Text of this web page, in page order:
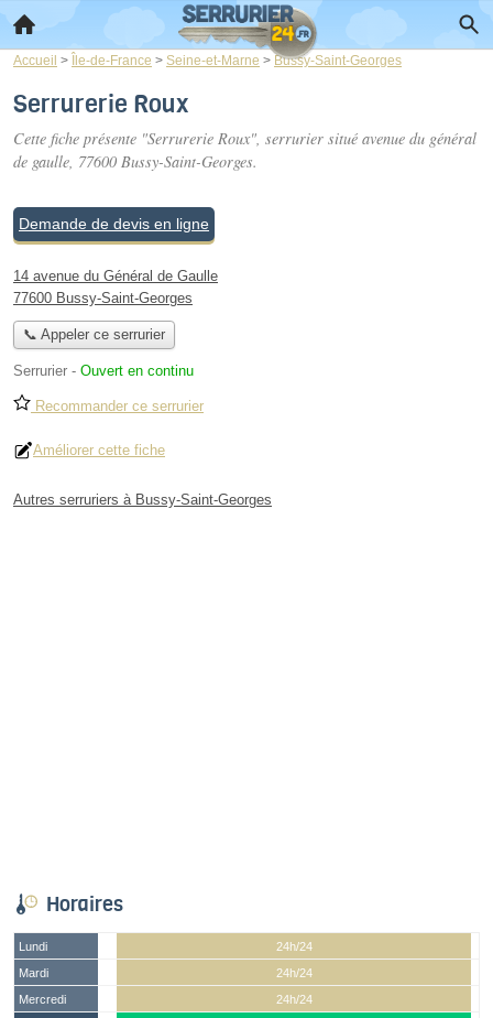
Accueil > Île-de-France > Seine-et-Marne > Bussy-Saint-Georges
Serrurerie Roux
Cette fiche présente "Serrurerie Roux", serrurier situé avenue du général
de gaulle, 77600 Bussy-Saint-Georges.
Demande de devis en ligne
14 avenue du Général de Gaulle
77600 Bussy-Saint-Georges
📞 Appeler ce serrurier
Serrurier - Ouvert en continu
Recommander ce serrurier
Améliorer cette fiche
Autres serruriers à Bussy-Saint-Georges
Horaires
Lundi
24h/24
Mardi
24h/24
Mercredi
24h/24